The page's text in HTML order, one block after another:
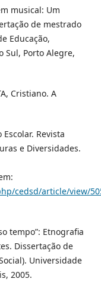
musical: Um
de mestrado
Educação,
Sul, Porto Alegre,
Cristiano. A
Revista
e Diversidades.
cedsd/article/view/
tempo”: Etnografia
Dissertação de
Universidade
2005.